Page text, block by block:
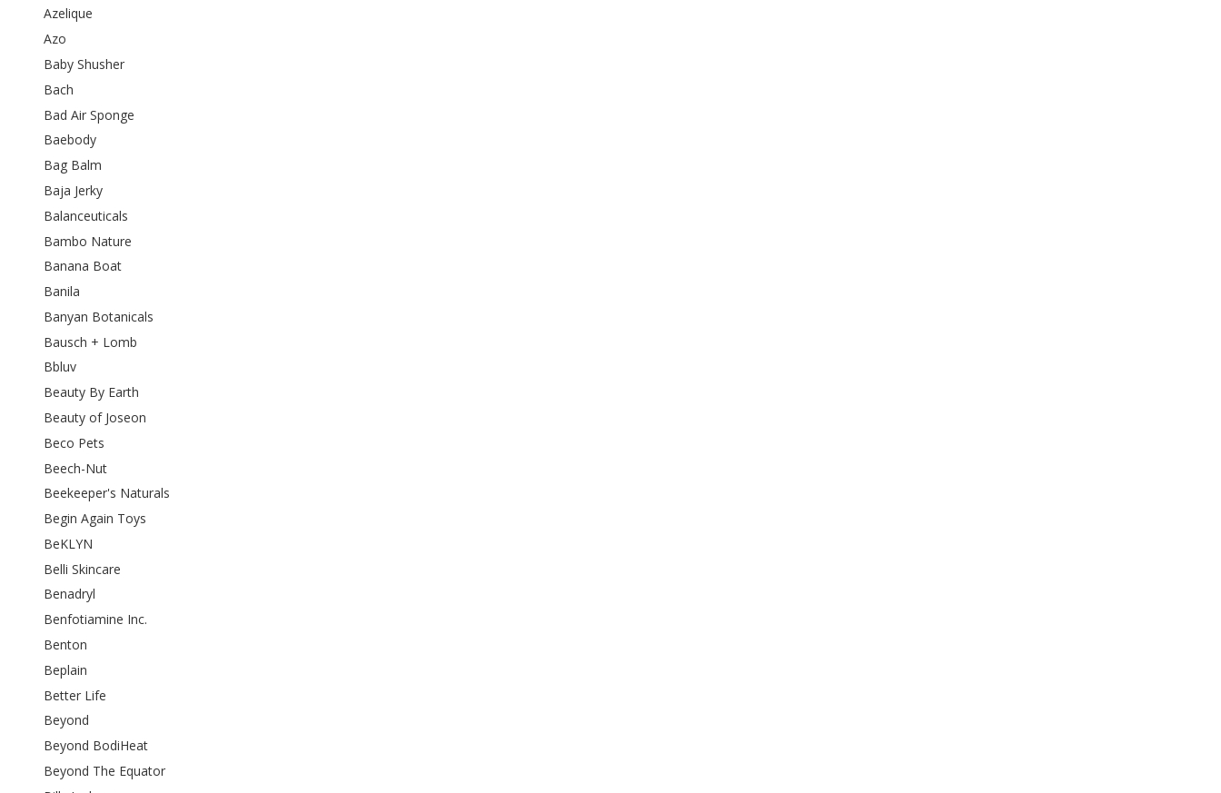
Azelique
Azo
Baby Shusher
Bach
Bad Air Sponge
Baebody
Bag Balm
Baja Jerky
Balanceuticals
Bambo Nature
Banana Boat
Banila
Banyan Botanicals
Bausch + Lomb
Bbluv
Beauty By Earth
Beauty of Joseon
Beco Pets
Beech-Nut
Beekeeper's Naturals
Begin Again Toys
BeKLYN
Belli Skincare
Benadryl
Benfotiamine Inc.
Benton
Beplain
Better Life
Beyond
Beyond BodiHeat
Beyond The Equator